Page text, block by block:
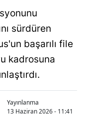
sürdüren
başarılı file
kadrosuna
Yayınlanma
13 Haziran 2026 - 11:41